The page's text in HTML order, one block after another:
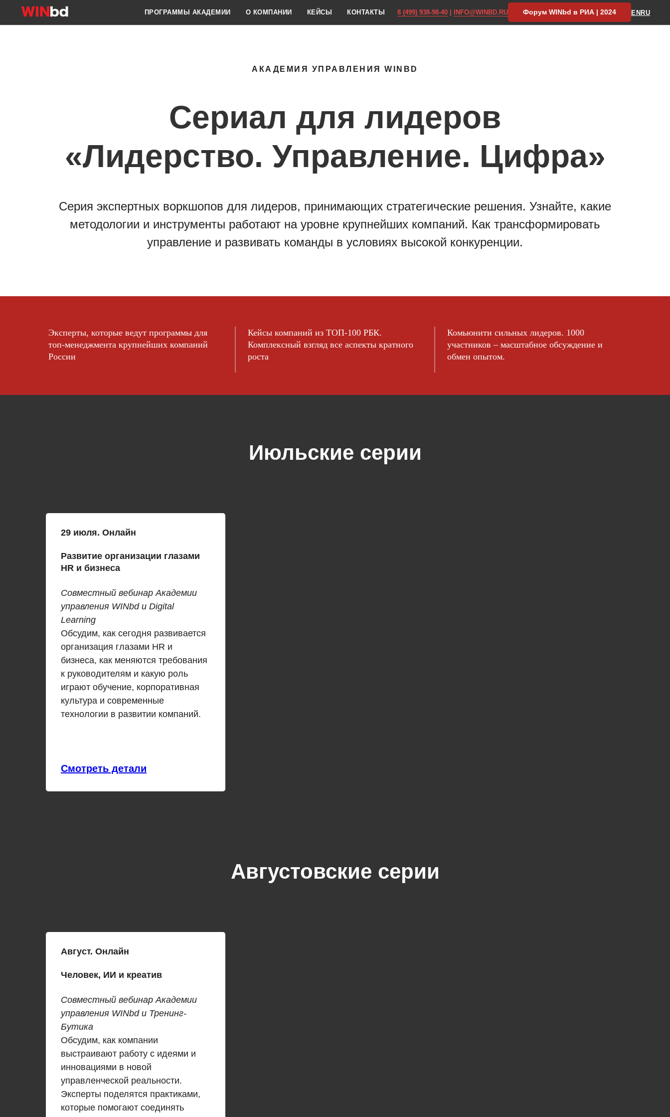
ПРОГРАММЫ АКАДЕМИИ О КОМПАНИИ КЕЙСЫ КОНТАКТЫ 8 (499) 938-98-40 INFO@WINBD.RU Форум WINbd в РИА | 2024 ENRU
АКАДЕМИЯ УПРАВЛЕНИЯ WINBD
Сериал для лидеров
«Лидерство. Управление. Цифра»
Серия экспертных воркшопов для лидеров, принимающих стратегические решения. Узнайте, какие
методологии и инструменты работают на уровне крупнейших компаний. Как трансформировать
управление и развивать команды в условиях высокой конкуренции.
Эксперты, которые ведут программы для
топ-менеджмента крупнейших компаний
России
Кейсы компаний из ТОП-100 РБК.
Комплексный взгляд все аспекты кратного
роста
Комьюнити сильных лидеров. 1000
участников – масштабное обсуждение и
обмен опытом.
Июльские серии
29 июля. Онлайн
Развитие организации глазами
HR и бизнеса
Совместный вебинар Академии
управления WINbd и Digital
Learning
Обсудим, как сегодня развивается
организация глазами HR и
бизнеса, как меняются требования
к руководителям и какую роль
играют обучение, корпоративная
культура и современные
технологии в развитии компаний.
Смотреть детали
Августовские серии
Август. Онлайн
Человек, ИИ и креатив
Совместный вебинар Академии
управления WINbd и Тренинг-
Бутика
Обсудим, как компании
выстраивают работу с идеями и
инновациями в новой
управленческой реальности.
Эксперты поделятся практиками,
которые помогают соединять